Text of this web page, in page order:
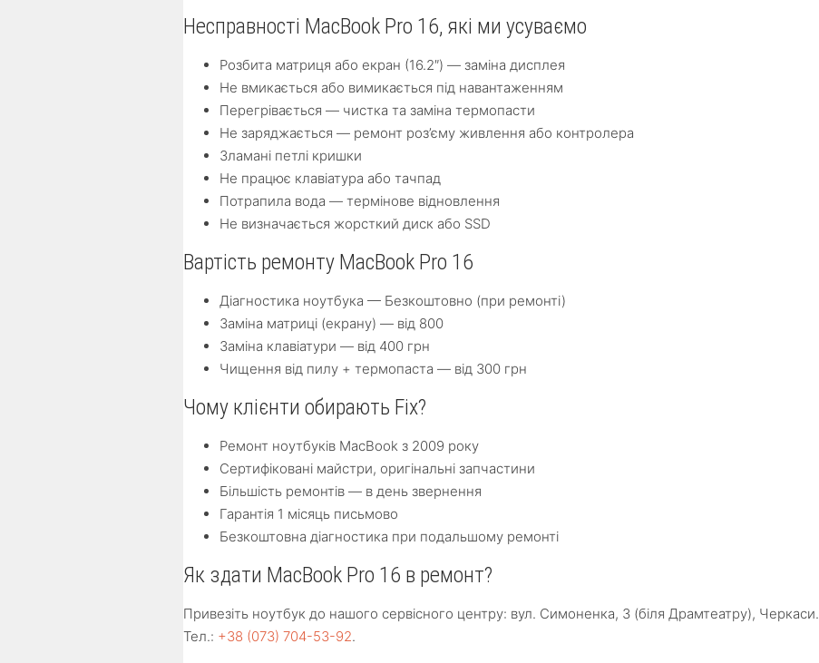
Несправності MacBook Pro 16, які ми усуваємо
Розбита матриця або екран (16.2″) — заміна дисплея
Не вмикається або вимикається під навантаженням
Перегрівається — чистка та заміна термопасти
Не заряджається — ремонт роз’єму живлення або контролера
Зламані петлі кришки
Не працює клавіатура або тачпад
Потрапила вода — термінове відновлення
Не визначається жорсткий диск або SSD
Вартість ремонту MacBook Pro 16
Діагностика ноутбука — Безкоштовно (при ремонті)
Заміна матриці (екрану) — від 800
Заміна клавіатури — від 400 грн
Чищення від пилу + термопаста — від 300 грн
Чому клієнти обирають Fix?
Ремонт ноутбуків MacBook з 2009 року
Сертифіковані майстри, оригінальні запчастини
Більшість ремонтів — в день звернення
Гарантія 1 місяць письмово
Безкоштовна діагностика при подальшому ремонті
Як здати MacBook Pro 16 в ремонт?
Привезіть ноутбук до нашого сервісного центру: вул. Симоненка, 3 (біля Драмтеатру), Черкаси.
Тел.: +38 (073) 704-53-92.